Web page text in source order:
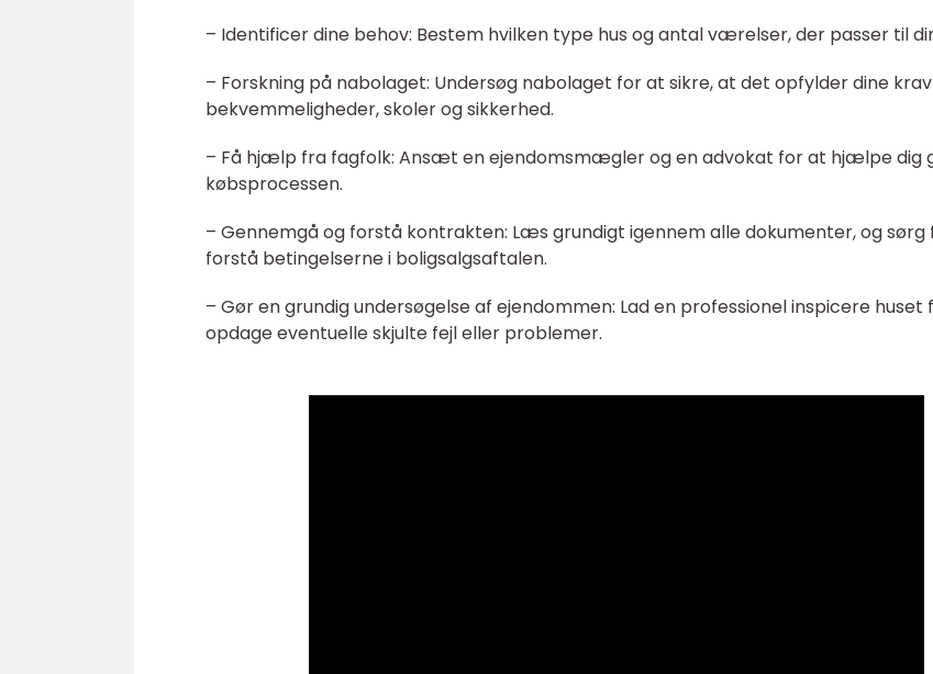
– Identificer dine behov: Bestem hvilken type hus og antal værelser, der passer til
– Forskning på nabolaget: Undersøg nabolaget for at sikre, at det opfylder dine
bekvemmeligheder, skoler og sikkerhed.
– Få hjælp fra fagfolk: Ansæt en ejendomsmægler og en advokat for at hjælpe dig
købsprocessen.
– Gennemgå og forstå kontrakten: Læs grundigt igennem alle dokumenter, og sørg
forstå betingelserne i boligsalgsaftalen.
– Gør en grundig undersøgelse af ejendommen: Lad en professionel inspicere huset
opdage eventuelle skjulte fejl eller problemer.